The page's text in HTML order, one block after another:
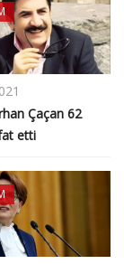
Çaçan 62
etti